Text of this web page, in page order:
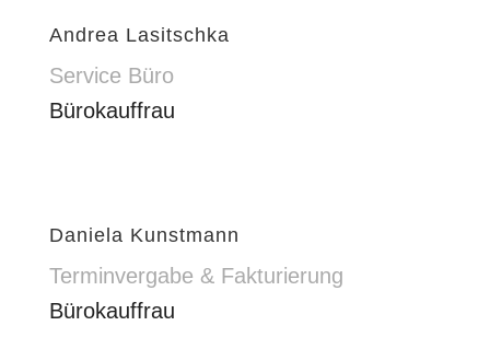
Andrea Lasitschka
Service Büro
Bürokauffrau
Daniela Kunstmann
Terminvergabe & Fakturierung
Bürokauffrau